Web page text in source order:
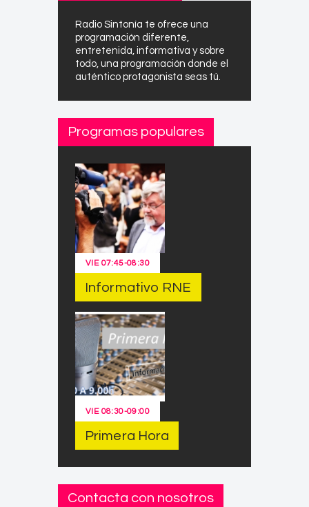
Radio Sintonía te ofrece una
programación diferente,
entretenida, informativa y sobre
todo, una programación donde el
auténtico protagonista seas tú.
Programas populares
VIE 07:45-08:30
Informativo RNE
VIE 08:30-09:00
Primera Hora
Contacta con nosotros